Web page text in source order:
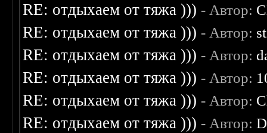
RE: отдыхаем от тяжа ))) - Автор:
RE: отдыхаем от тяжа ))) - Автор:
RE: отдыхаем от тяжа ))) - Автор:
RE: отдыхаем от тяжа ))) - Автор:
RE: отдыхаем от тяжа ))) - Автор:
RE: отдыхаем от тяжа ))) - Автор: